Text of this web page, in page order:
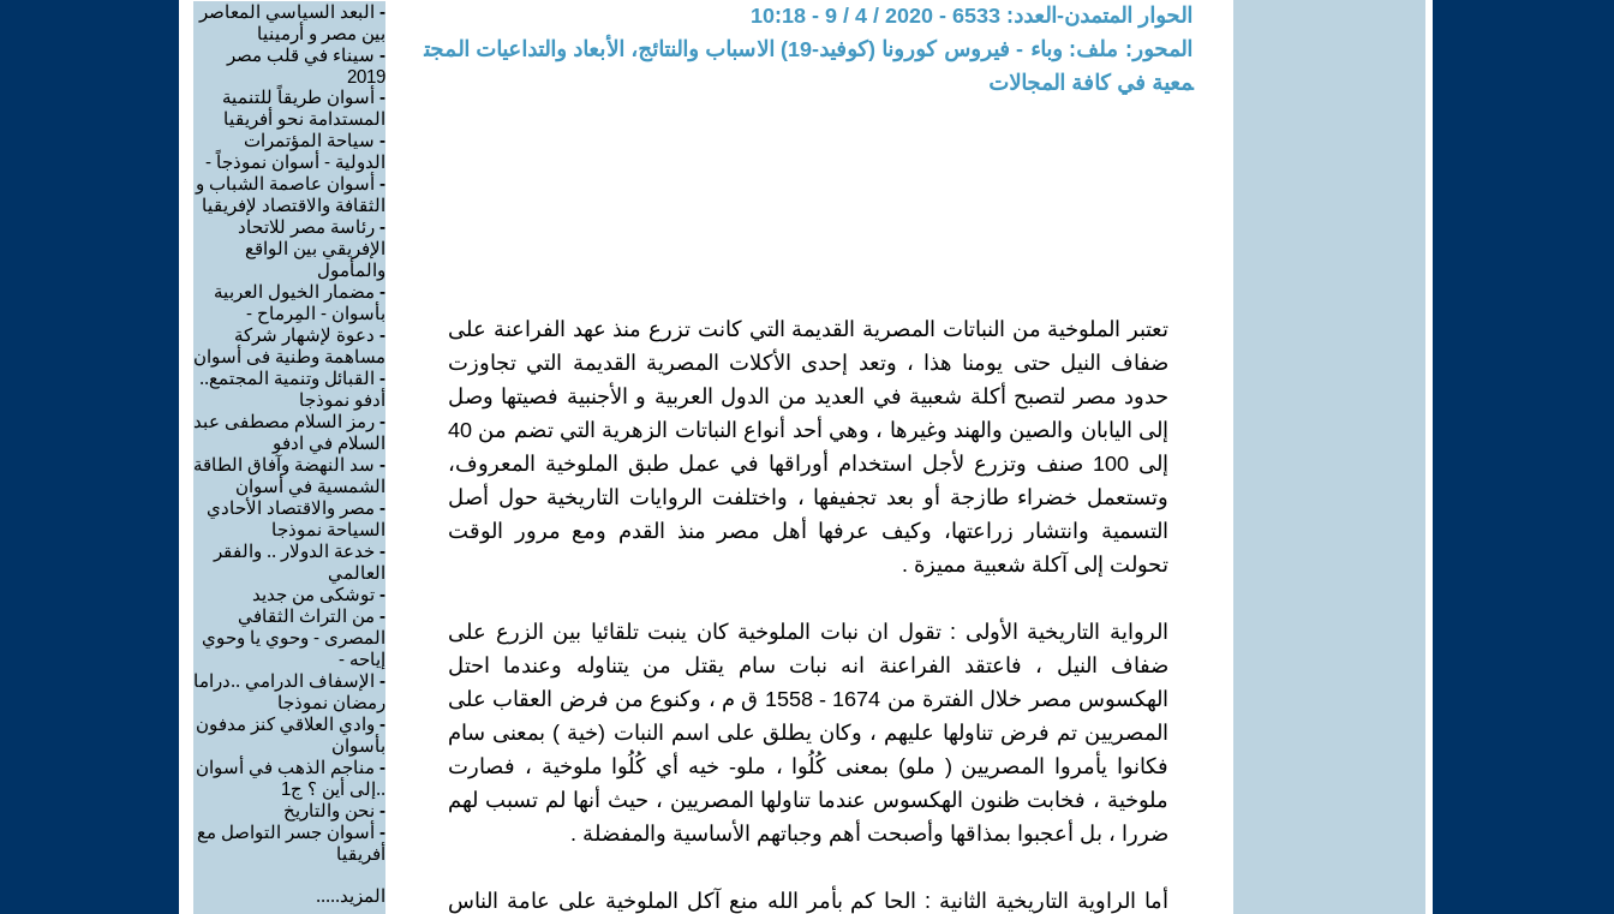
الحوار المتمدن-العدد: 6533 - 2020 / 4 / 9 - 10:18
المحور: ملف: وباء - فيروس كورونا (كوفيد-19) الاسباب والنتائج، الأبعاد والتداعيات المجت
معية في كافة المجالات
تعتبر الملوخية من النباتات المصرية القديمة التي كانت تزرع منذ عهد الفراعنة على
ضفاف النيل حتى يومنا هذا ، وتعد إحدى الأكلات المصرية القديمة التي تجاوزت
حدود مصر لتصبح أكلة شعبية في العديد من الدول العربية و الأجنبية فصيتها وصل
إلى اليابان والصين والهند وغيرها ، وهي أحد أنواع النباتات الزهرية التي تضم من 40
إلى 100 صنف وتزرع لأجل استخدام أوراقها في عمل طبق الملوخية المعروف،
وتستعمل خضراء طازجة أو بعد تجفيفها ، واختلفت الروايات التاريخية حول أصل
التسمية وانتشار زراعتها، وكيف عرفها أهل مصر منذ القدم ومع مرور الوقت
تحولت إلى آكلة شعبية مميزة .
الرواية التاريخية الأولى : تقول ان نبات الملوخية كان ينبت تلقائيا بين الزرع على
ضفاف النيل ، فاعتقد الفراعنة انه نبات سام يقتل من يتناوله وعندما احتل
الهكسوس مصر خلال الفترة من 1674 - 1558 ق م ، وكنوع من فرض العقاب على
المصريين تم فرض تناولها عليهم ، وكان يطلق على اسم النبات (خية ) بمعنى سام
فكانوا يأمروا المصريين ( ملو) بمعنى كُلُوا ، ملو- خيه أي كُلُوا ملوخية ، فصارت
ملوخية ، فخابت ظنون الهكسوس عندما تناولها المصريين ، حيث أنها لم تسبب لهم
ضررا ، بل أعجبوا بمذاقها وأصبحت أهم وجباتهم الأساسية والمفضلة .
أما الراوية التاريخية الثانية : الحا كم بأمر الله منع آكل الملوخية على عامة الناس
- البعد السياسي المعاصر
بين مصر و أرمينيا
- سيناء في قلب مصر
2019
- أسوان طريقاً للتنمية
المستدامة نحو أفريقيا
- سياحة المؤتمرات
الدولية - أسوان نموذجاً -
- أسوان عاصمة الشباب و
الثقافة والاقتصاد لإفريقيا
- رئاسة مصر للاتحاد
الإفريقي بين الواقع
والمأمول
- مضمار الخيول العربية
بأسوان - المِرماح -
- دعوة لإشهار شركة
مساهمة وطنية فى أسوان
- القبائل وتنمية المجتمع..
أدفو نموذجا
- رمز السلام مصطفى عبد
السلام في ادفو
- سد النهضة وآفاق الطاقة
الشمسية في أسوان
- مصر والاقتصاد الأحادي
السياحة نموذجا
- خدعة الدولار .. والفقر
العالمي
- توشكى من جديد
- من التراث الثقافي
المصرى - وحوي يا وحوي
إياحه -
- الإسفاف الدرامي ..دراما
رمضان نموذجا
- وادي العلاقي كنز مدفون
بأسوان
- مناجم الذهب في أسوان
..إلى أين ؟ ج1
- نحن والتاريخ
- أسوان جسر التواصل مع
أفريقيا
المزيد.....